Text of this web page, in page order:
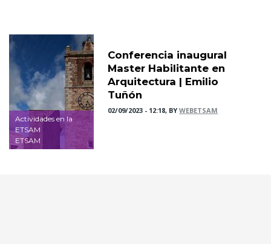
Actividades en la
ETSAM
ETSAM
Conferencia inaugural
Master Habilitante en
Arquitectura | Emilio
Tuñón
02/09/2023 - 12:18, BYWEBETSAM